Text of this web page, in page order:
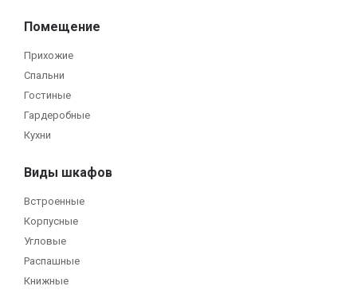
Помещение
Прихожие
Спальни
Гостиные
Гардеробные
Кухни
Виды шкафов
Встроенные
Корпусные
Угловые
Распашные
Книжные